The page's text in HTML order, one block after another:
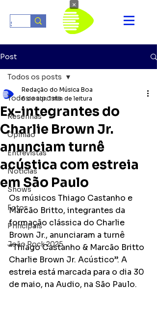
Post
Todos os posts
Resenhas
Opinião
Entrevistas
Notícias
Shows
Fotos
Principais
João Rock 2025
Todos os posts
Ex-integrantes do
Charlie Brown Jr.
anunciam turnê
acústica com estreia
em São Paulo
Redação do Música Boa
6 de abr. 1 min de leitura
Os músicos Thiago Castanho e
Marcão Britto, integrantes da
formação clássica do Charlie
Brown Jr., anunciaram a turnê
“Thiago Castanho & Marcão Britto
Charlie Brown Jr. Acústico”. A
estreia está marcada para o dia 30
de maio, na Audio, na São Paulo.
×